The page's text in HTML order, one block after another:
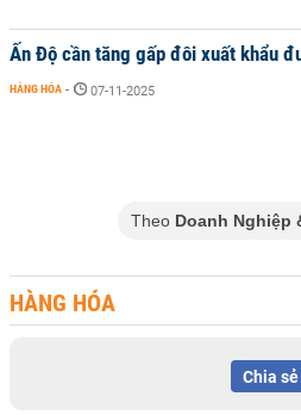
Ấn Độ cần tăng gấp đôi xuất khẩu
HÀNG HÓA - 07-11-2025
Theo Doanh Nghiệp
HÀNG HÓA
Chia sẻ